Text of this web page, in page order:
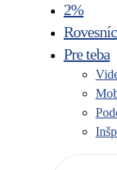
2%
Pre teba